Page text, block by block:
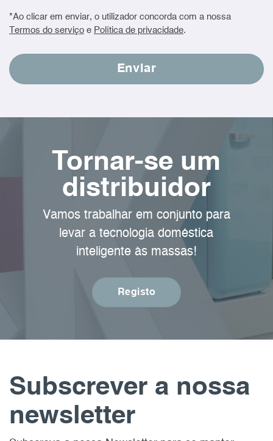
*Ao clicar em enviar, o utilizador concorda com a nossa
Termos do serviço e Política de privacidade.
Tornar-se um
distribuidor
Vamos trabalhar em conjunto para
levar a tecnologia doméstica
inteligente às massas!
Registo
Subscrever a nossa
newsletter